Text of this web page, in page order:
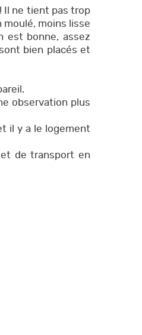
Il ne tient pas trop
moulé, moins lisse
est bonne, assez
bien placés et
observation plus
il y a le logement
de transport en